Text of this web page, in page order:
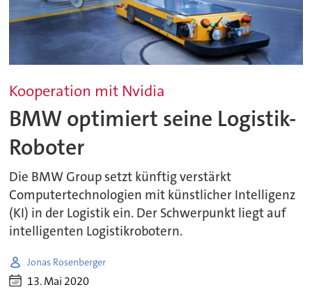
Kooperation mit Nvidia
BMW optimiert seine Logistik-
Roboter
Die BMW Group setzt künftig verstärkt
Computertechnologien mit künstlicher Intelligenz
(KI) in der Logistik ein. Der Schwerpunkt liegt auf
intelligenten Logistikrobotern.
Jonas Rosenberger
13. Mai 2020